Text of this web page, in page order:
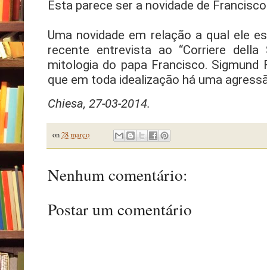
Esta parece ser a novidade de
Uma novidade em relação a qual ele
recente entrevista ao “Corriere della
mitologia do papa Francisco. Sigmund
que em toda idealização há uma
Chiesa, 27-03-2014.
on28 março
Nenhum comentário:
Postar um comentário